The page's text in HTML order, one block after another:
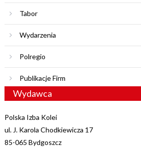
Tabor
Wydarzenia
Polregio
Publikacje Firm
Wydawca
Polska Izba Kolei
ul. J. Karola Chodkiewicza 17
85-065 Bydgoszcz